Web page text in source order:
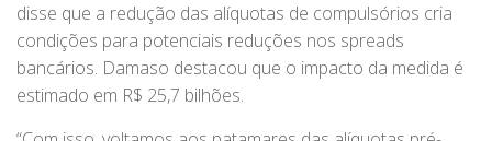
disse que a redução das alíquotas de compulsórios cria
condições para potenciais reduções nos spreads
bancários. Damaso destacou que o impacto da medida é
estimado em R$ 25,7 bilhões.